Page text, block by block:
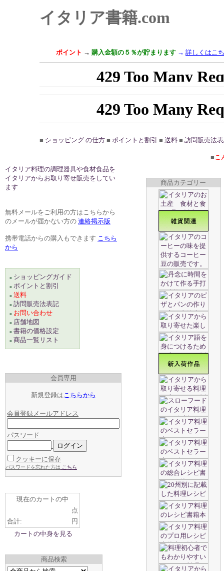
イタリア書籍.com
ポイント → 購入金額の５％が貯まります → 詳しくはこ
■ ショッピング の仕方 ■ ポイントと割引 ■ 送料 ■ 訪問販売法
■こ
イタリア料理の調理器具や食材食品を
イタリアからお取り寄せ販売をしてい
ます
無料メールをご利用の方はこちらから
のメールが届かない方の 連絡掲示版
携帯電話からの購入もできます こちら
から
■ ショッピングガイド
■ ポイントと割引
■ 送料
■ 訪問販売法表記
■ お問い合わせ
■ 店舗地図
■ 書籍の価格設定
■ 商品一覧リスト
会員専用
新規登録はこちらから
会員登録メールアドレス
パスワード
クッキーに保存
パスワードを忘れた方は こちら
現在のカートの中
点
合計:
円
カートの中身を見る
商品検索
商品カテゴリー